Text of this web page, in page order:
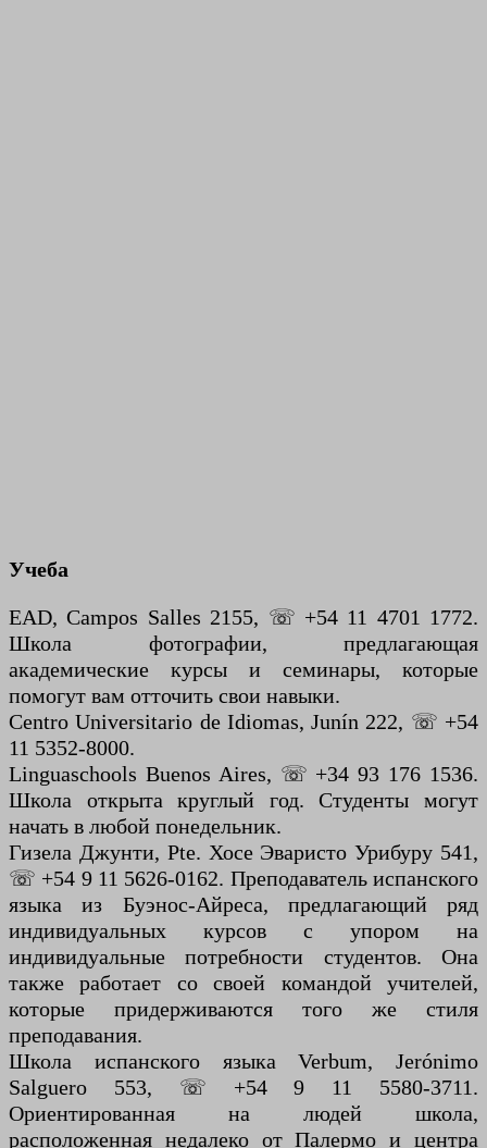
Учеба
EAD, Campos Salles 2155, ☏ +54 11 4701 1772.
Школа фотографии, предлагающая
академические курсы и семинары, которые
помогут вам отточить свои навыки.
Centro Universitario de Idiomas, Junín 222, ☏ +54
11 5352-8000.
Linguaschools Buenos Aires, ☏ +34 93 176 1536.
Школа открыта круглый год. Студенты могут
начать в любой понедельник.
Гизела Джунти, Pte. Хосе Эваристо Урибуру 541,
☏ +54 9 11 5626-0162. Преподаватель испанского
языка из Буэнос-Айреса, предлагающий ряд
индивидуальных курсов с упором на
индивидуальные потребности студентов. Она
также работает со своей командой учителей,
которые придерживаются того же стиля
преподавания.
Школа испанского языка Verbum, Jerónimo
Salguero 553, ☏ +54 9 11 5580-3711.
Ориентированная на людей школа,
расположенная недалеко от Палермо и центра